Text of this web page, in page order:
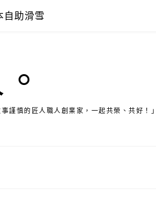
自助滑雪
謹慎的匠人職人創業家，一起共榮、共好！」